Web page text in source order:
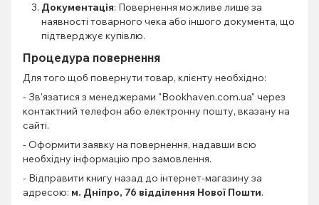
Документація: Повернення можливе лише за
наявності товарного чека або іншого документа, що
підтверджує купівлю.
Процедура повернення
Для того щоб повернути товар, клієнту необхідно:
- Зв'язатися з менеджерами "Bookhaven.com.ua" через
контактний телефон або електронну пошту, вказану на
сайті.
- Оформити заявку на повернення, надавши всю
необхідну інформацію про замовлення.
- Відправити книгу назад до інтернет-магазину за
адресою: м. Дніпро, 76 відділення Нової Пошти.